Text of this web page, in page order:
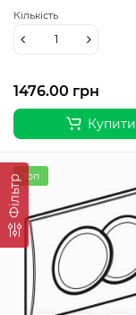
Фільтр
1476.00 грн
Кількість
Купити
Топ